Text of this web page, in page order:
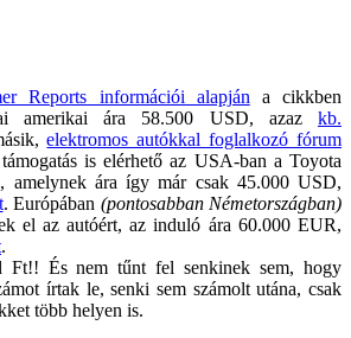
Reports információi alapján a cikkben
amerikai ára 58.500 USD, azaz kb.
elektromos autókkal foglalkozó fórum
is elérhető az USA-ban a Toyota
amelynek ára így már csak 45.000 USD,
. Európában (pontosabban Németországban)
el az autóért, az induló ára 60.000 EUR,
.
És nem tűnt fel senkinek sem, hogy
írtak le, senki sem számolt utána, csak
több helyen is.